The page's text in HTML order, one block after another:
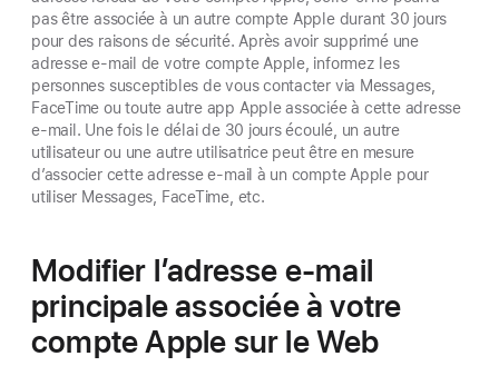
pas être associée à un autre compte Apple durant 30 jours
pour des raisons de sécurité. Après avoir supprimé une
adresse e-mail de votre compte Apple, informez les
personnes susceptibles de vous contacter via Messages,
FaceTime ou toute autre app Apple associée à cette adresse
e-mail. Une fois le délai de 30 jours écoulé, un autre
utilisateur ou une autre utilisatrice peut être en mesure
d’associer cette adresse e-mail à un compte Apple pour
utiliser Messages, FaceTime, etc.
Modifier l’adresse e-mail
principale associée à votre
compte Apple sur le Web